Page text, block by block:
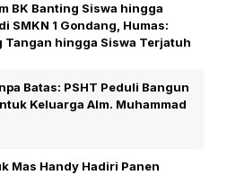
BK Banting Siswa hingga
SMKN 1 Gondang, Humas:
Tangan hingga Siswa Terjatuh
Batas: PSHT Peduli Bangun
Keluarga Alm. Muhammad
Mas Handy Hadiri Panen